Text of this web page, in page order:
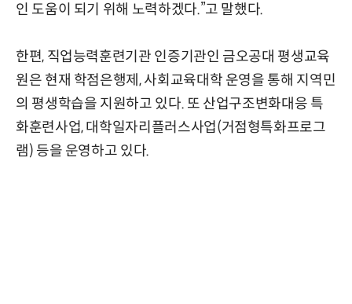
인 도움이 되기 위해 노력하겠다.”고 말했다.
한편, 직업능력훈련기관 인증기관인 금오공대 평생교육
원은 현재 학점은행제, 사회교육대학 운영을 통해 지역민
의 평생학습을 지원하고 있다. 또 산업구조변화대응 특
화훈련사업, 대학일자리플러스사업(거점형특화프로그
램) 등을 운영하고 있다.